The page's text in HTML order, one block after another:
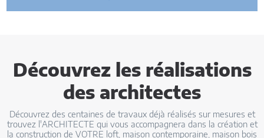
Découvrez les réalisations
des architectes
Découvrez des centaines de travaux déjà réalisés sur mesures et
trouvez l'ARCHITECTE qui vous accompagnera dans la création et
la construction de VOTRE loft, maison contemporaine, maison bois